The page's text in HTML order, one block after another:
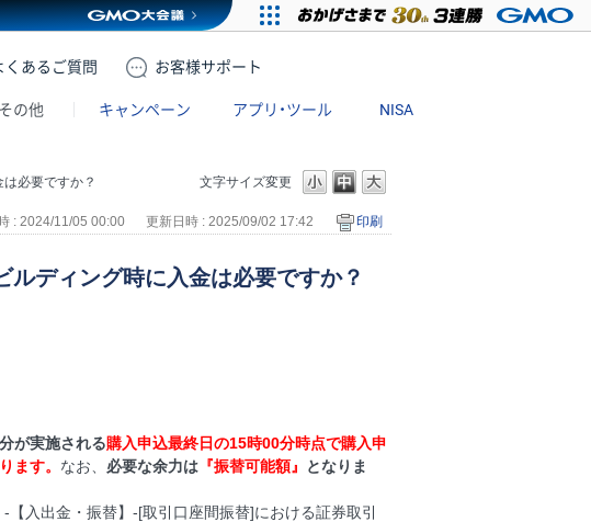
くある ご質問 お客様サポート
その他 キャンペーン アプリ・ツール NISA
文字サイズ変更
必要ですか？
: 2024/11/05 00:00 更新日時 : 2025/09/02 17:42 印刷
ディング時に入金は必要ですか？
が実施される購入申込最終日の15時00分時点で購入申
ます。 なお、 必要な余力は 『振替可能額』
となりま
入出金・振替】-[取引口座間振替]における証券取引